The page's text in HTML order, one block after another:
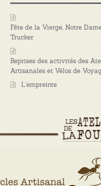
Fête de la Vierge, Notre
Trucker
Reprises des activités des
Artisanales et Vélos de
L’empreinte